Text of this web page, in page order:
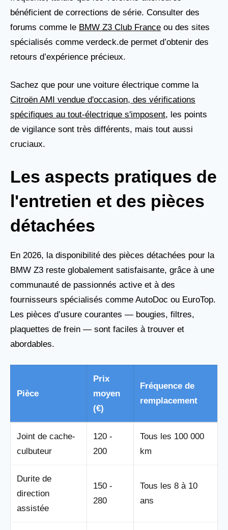
bénéficient de corrections de série. Consulter des
forums comme le BMW Z3 Club France ou des sites
spécialisés comme verdeck.de permet d’obtenir des
retours d’expérience précieux.
Sachez que pour une voiture électrique comme la
Citroën AMI vendue d'occasion, des vérifications
spécifiques au tout-électrique s'imposent, les points
de vigilance sont très différents, mais tout aussi
cruciaux.
Les aspects pratiques de
l'entretien et des pièces
détachées
En 2026, la disponibilité des pièces détachées pour la
BMW Z3 reste globalement satisfaisante, grâce à une
communauté de passionnés active et à des
fournisseurs spécialisés comme AutoDoc ou EuroTop.
Les pièces d’usure courantes — bougies, filtres,
plaquettes de frein — sont faciles à trouver et
abordables.
Pièce
Prix
moyen
(€)
Fréquence de
remplacement
Joint de cache-
culbuteur
120 -
200
Tous les 100 000
km
Durite de
direction
assistée
150 -
280
Tous les 8 à 10
ans